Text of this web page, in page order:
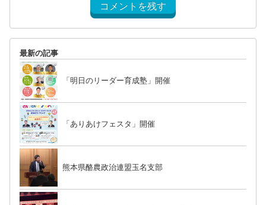
コメントを残す
最新の記事
「明日のリーダー育成塾」開催
「ありあけフェスタ」開催
熊本県酪農政治連盟玉名支部